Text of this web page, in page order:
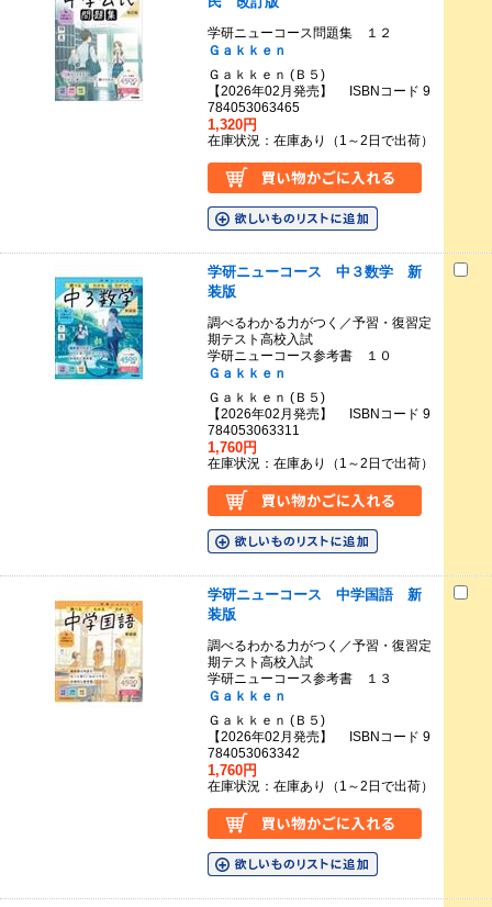
学研ニューコース問題集 １２
Ｇａｋｋｅｎ
Ｇａｋｋｅｎ (Ｂ５)
【2026年02月発売】 ISBNコード 9
784053063465
1,320円
在庫状況：在庫あり（1～2日で出荷）
学研ニューコース 中３数学 新
装版
調べるわかる力がつく／予習・復習定
期テスト高校入試
学研ニューコース参考書 １０
Ｇａｋｋｅｎ
Ｇａｋｋｅｎ (Ｂ５)
【2026年02月発売】 ISBNコード 9
784053063311
1,760円
在庫状況：在庫あり（1～2日で出荷）
学研ニューコース 中学国語 新
装版
調べるわかる力がつく／予習・復習定
期テスト高校入試
学研ニューコース参考書 １３
Ｇａｋｋｅｎ
Ｇａｋｋｅｎ (Ｂ５)
【2026年02月発売】 ISBNコード 9
784053063342
1,760円
在庫状況：在庫あり（1～2日で出荷）